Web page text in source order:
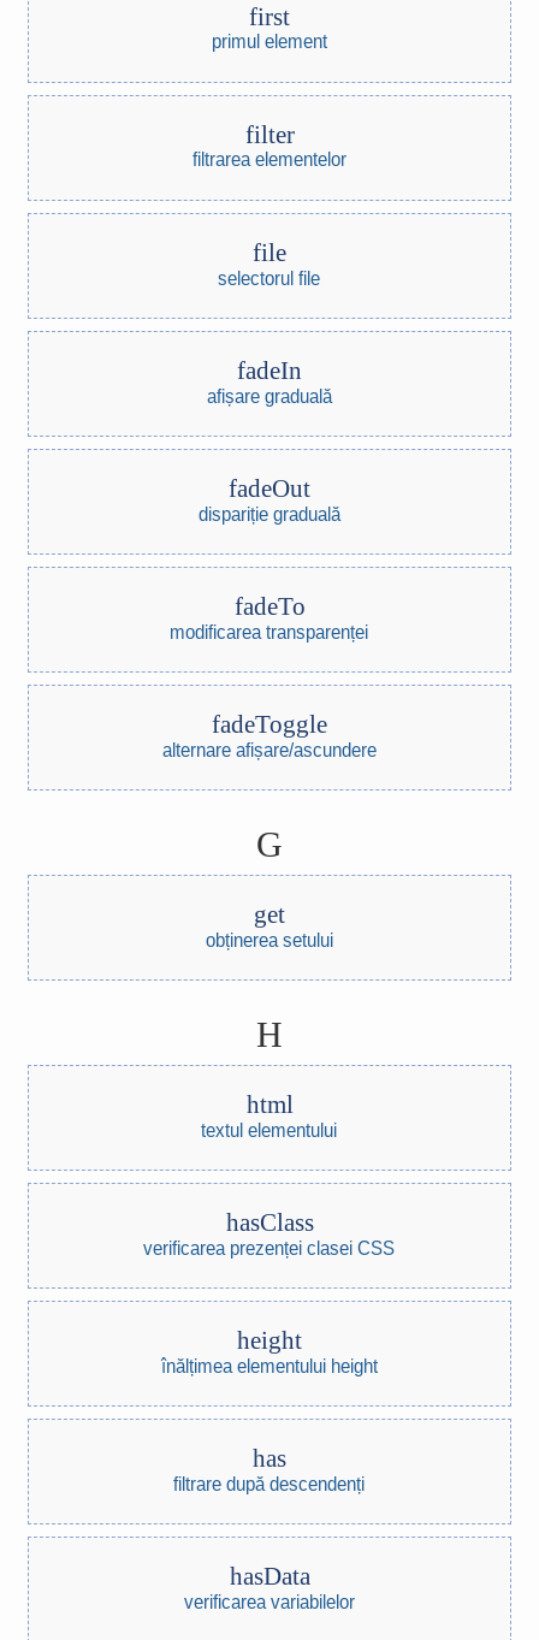
first
primul element
filter
filtrarea elementelor
file
selectorul file
fadeIn
afișare graduală
fadeOut
dispariție graduală
fadeTo
modificarea transparenței
fadeToggle
alternare afișare/ascundere
G
get
obținerea setului
H
html
textul elementului
hasClass
verificarea prezenței clasei CSS
height
înălțimea elementului height
has
filtrare după descendenți
hasData
verificarea variabilelor